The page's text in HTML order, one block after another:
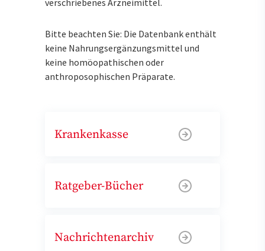
Bitte beachten Sie: Die Datenbank enthält
keine Nahrungsergänzungsmittel und
keine homöopathischen oder
anthroposophischen Präparate.
Krankenkasse
Ratgeber-Bücher
Nachrichtenarchiv